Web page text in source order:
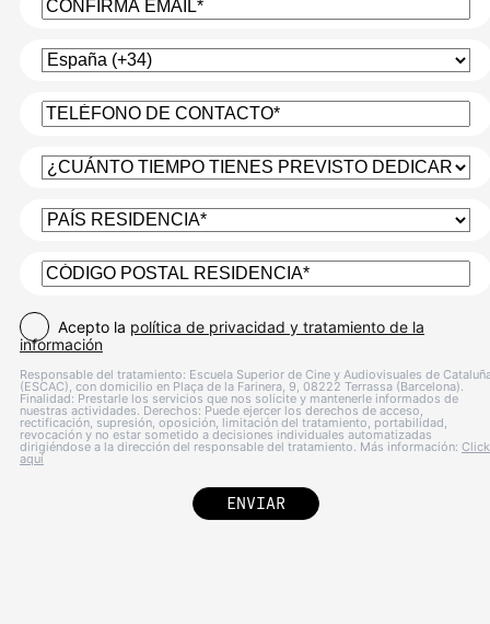
Acepto la política de privacidad y tratamiento de la
información
Responsable del tratamiento: Escuela Superior de Cine y Audiovisuales de
(ESCAC), con domicilio en Plaça de la Farinera, 9, 08222 Terrassa (Barcelona).
Finalidad: Prestarle los servicios que nos solicite y mantenerle informados de
nuestras actividades. Derechos: Puede ejercer los derechos de acceso,
rectificación, supresión, oposición, limitación del tratamiento, portabilidad,
revocación y no estar sometido a decisiones individuales automatizadas
dirigiéndose a la dirección del responsable del tratamiento. Más información: Click
aquí
ENVIAR